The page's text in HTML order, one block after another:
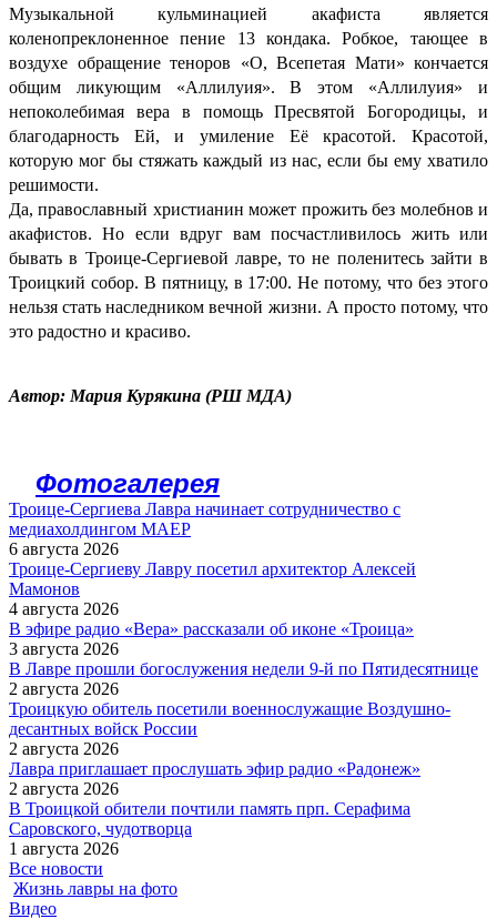
Музыкальной кульминацией акафиста является
коленопреклоненное пение 13 кондака. Робкое, тающее в
воздухе обращение теноров «О, Всепетая Мати» кончается
общим ликующим «Аллилуия». В этом «Аллилуия» и
непоколебимая вера в помощь Пресвятой Богородицы, и
благодарность Ей, и умиление Её красотой. Красотой,
которую мог бы стяжать каждый из нас, если бы ему хватило
решимости.
Да, православный христианин может прожить без молебнов и
акафистов. Но если вдруг вам посчастливилось жить или
бывать в Троице-Сергиевой лавре, то не поленитесь зайти в
Троицкий собор. В пятницу, в 17:00. Не потому, что без этого
нельзя стать наследником вечной жизни. А просто потому, что
это радостно и красиво.
Автор: Мария Курякина (РШ МДА)
Фотогалерея
Троице-Сергиева Лавра начинает сотрудничество с
медиахолдингом МАЕР
6 августа 2026
Троице-Сергиеву Лавру посетил архитектор Алексей
Мамонов
4 августа 2026
В эфире радио «Вера» рассказали об иконе «Троица»
3 августа 2026
В Лавре прошли богослужения недели 9-й по Пятидесятнице
2 августа 2026
Троицкую обитель посетили военнослужащие Воздушно-
десантных войск России
2 августа 2026
Лавра приглашает прослушать эфир радио «Радонеж»
2 августа 2026
В Троицкой обители почтили память прп. Серафима
Саровского, чудотворца
1 августа 2026
Все новости
Жизнь лавры на фото
Видео